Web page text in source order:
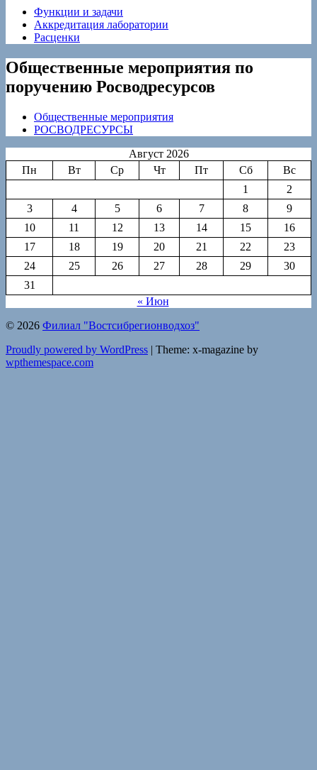
Функции и задачи
Аккредитация лаборатории
Расценки
Общественные мероприятия по
поручению Росводресурсов
Общественные мероприятия
РОСВОДРЕСУРСЫ
Август 2026
Пн
Вт Ср Чт Пт Сб
Вс
1
2
3
4 5 6 7 8
9
10
11 12 13 14 15
16
17
18 19 20 21 22
23
24
25 26 27 28 29
30
31
« Июн
© 2026 Филиал "Востсибрегионводхоз"
Proudly powered by WordPress | Theme: x-magazine by
wpthemespace.com